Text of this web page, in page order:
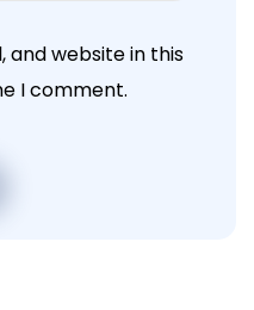
and website in this
I comment.